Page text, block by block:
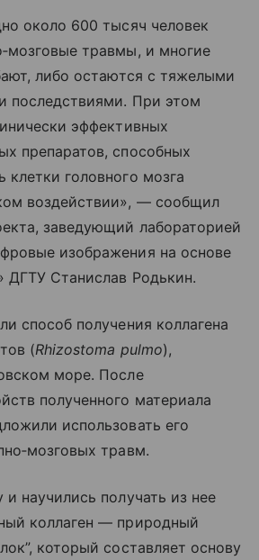
около 600 тысяч человек
травмы, и многие
либо остаются с тяжелыми
последствиями. При этом
эффективных
препаратов, способных
клетки головного мозга
воздействии», — сообщил
заведующий лабораторией
изображения на основе
ДГТУ Станислав Родькин.
способ получения коллагена
(Rhizostoma pulmo),
море. После
полученного материала
использовать его
травм.
научились получать из нее
коллаген — природный
который составляет основу